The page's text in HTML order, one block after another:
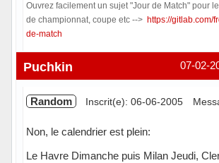
Ouvrez facilement un sujet "Jour de Match" pour
de championnat, coupe etc --> https://gitlab.com/
de-match
Hors ligne 07-02-
Puchkin
Random Inscrit(e): 06-06-2005
Non, le calendrier est plein:
Le Havre Dimanche puis Milan Jeudi,